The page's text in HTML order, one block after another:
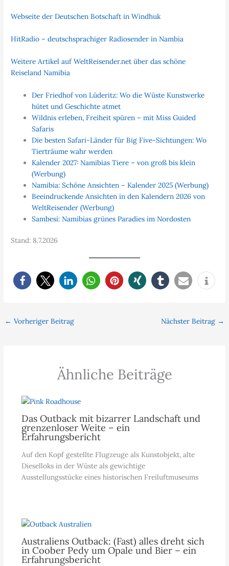
Webseite der Deutschen Botschaft in Windhuk
HitRadio – deutschsprachiger Radiosender in Nambia
Weitere Artikel auf WeltReisender.net über das schöne
Reiseland Namibia
Der Friedhof von Lüderitz: Wo die Wüste Kunstwerke
hütet und Geschichte atmet
Wildnis erleben, Freiheit spüren – mit Miss Guided
Safaris
Die besten Safari-Länder für Big Five-Sichtungen: Wo
Tierträume wahr werden
Kalender 2027: Namibias Tiere – von groß bis klein
(Werbung)
Namibia: Schöne Ansichten – Kalender 2025 (Werbung)
Beeindruckende Ansichten in den Kalendern 2026 von
WeltReisender (Werbung)
Sambesi: Namibias grünes Paradies im Nordosten
Stand: 8.7.2026
← Vorheriger Beitrag Nächster Beitrag →
Ähnliche Beiträge
Das Outback mit bizarrer Landschaft und
grenzenloser Weite – ein
Erfahrungsbericht
Auf den Kopf gestellte Flugzeuge als Kunstobjekt, alte
Dieselloks in der Wüste als gewichtige
Ausstellungsstücke eines historischen Freiluftmuseums
Australiens Outback: (Fast) alles dreht sich
in Coober Pedy um Opale und Bier – ein
Erfahrungsbericht